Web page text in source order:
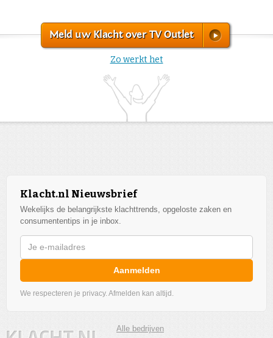
Meld uw Klacht over TV Outlet
Zo werkt het
Klacht.nl Nieuwsbrief
Wekelijks de belangrijkste klachttrends, opgeloste zaken en
consumententips in je inbox.
Aanmelden
We respecteren je privacy. Afmelden kan altijd.
Alle bedrijven